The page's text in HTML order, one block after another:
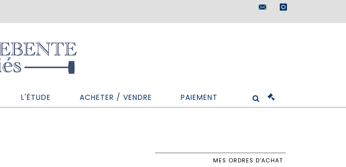
instagram
L'ÉTUDE ACHETER / VENDRE PAIEMENT
MES ORDRES D'ACHAT